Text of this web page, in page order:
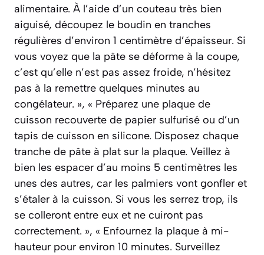
alimentaire. À l’aide d’un couteau très bien
aiguisé, découpez le boudin en tranches
régulières d’environ 1 centimètre d’épaisseur. Si
vous voyez que la pâte se déforme à la coupe,
c’est qu’elle n’est pas assez froide, n’hésitez
pas à la remettre quelques minutes au
congélateur. », « Préparez une plaque de
cuisson recouverte de papier sulfurisé ou d’un
tapis de cuisson en silicone. Disposez chaque
tranche de pâte à plat sur la plaque. Veillez à
bien les espacer d’au moins 5 centimètres les
unes des autres, car les palmiers vont gonfler et
s’étaler à la cuisson. Si vous les serrez trop, ils
se colleront entre eux et ne cuiront pas
correctement. », « Enfournez la plaque à mi-
hauteur pour environ 10 minutes. Surveillez